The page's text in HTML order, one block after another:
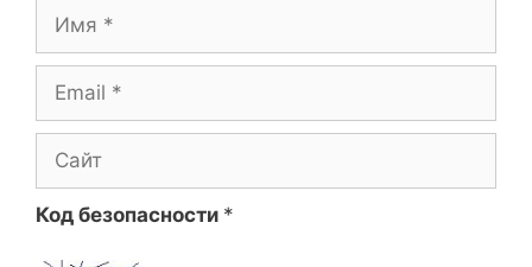
Код безопасности *